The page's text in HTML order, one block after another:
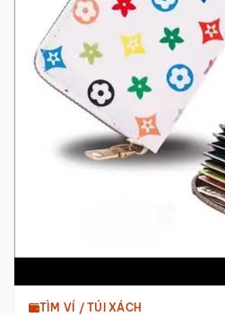
TÌM VÍ / TÚI XÁCH